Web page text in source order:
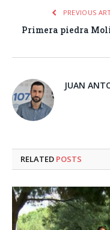
PREVIOUS
Primera piedra
JUAN
RELATED POSTS